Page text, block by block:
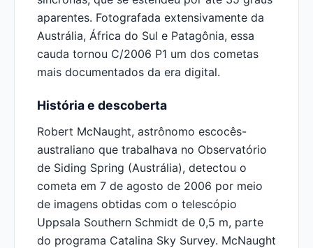
aparentes. Fotografada extensivamente da
Austrália, África do Sul e Patagônia, essa
cauda tornou C/2006 P1 um dos cometas
mais documentados da era digital.
História e descoberta
Robert McNaught, astrônomo escocês-
australiano que trabalhava no Observatório
de Siding Spring (Austrália), detectou o
cometa em 7 de agosto de 2006 por meio
de imagens obtidas com o telescópio
Uppsala Southern Schmidt de 0,5 m, parte
do programa Catalina Sky Survey. McNaught